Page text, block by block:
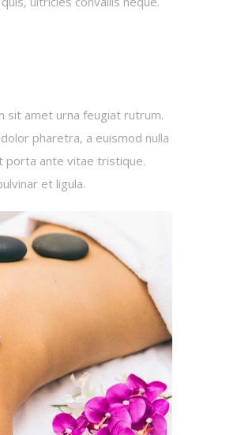
sit amet urna feugiat rutrum.
pharetra, a euismod nulla
porta ante vitae tristique.
et ligula.